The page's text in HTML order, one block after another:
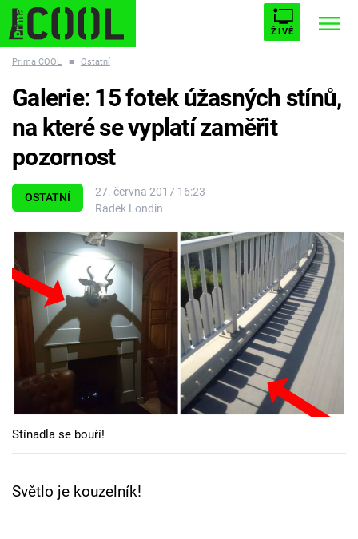
ŽIVĚ
ESCAPE PLNEJ KOTEL AVENGERS 5
Témata
Filmy
Seriály
Hry
Cool Esport
Pořady
TV Program
Sledujte prima+
Prima COOL ■ Ostatní
OSTATNÍ
27. června 2017 16:23
Radek Londin
Galerie: 15 fotek úžasných stínů,
na které se vyplatí zaměřit
pozornost
Stínadla se bouří!
Světlo je kouzelník!